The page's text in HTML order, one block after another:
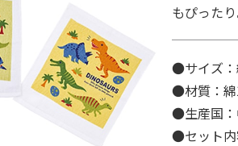
もぴった
●サイズ
●材質：
●生産国：
●セット内